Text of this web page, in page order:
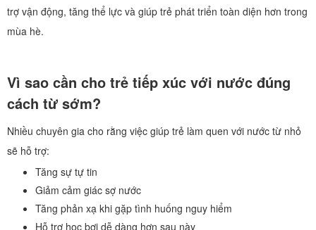
trợ vận động, tăng thể lực và giúp trẻ phát triển toàn diện hơn trong
mùa hè.
Vì sao cần cho trẻ tiếp xúc với nước đúng
cách từ sớm?
Nhiều chuyên gia cho rằng việc giúp trẻ làm quen với nước từ nhỏ
sẽ hỗ trợ:
Tăng sự tự tin
Giảm cảm giác sợ nước
Tăng phản xạ khi gặp tình huống nguy hiểm
Hỗ trợ học bơi dễ dàng hơn sau này